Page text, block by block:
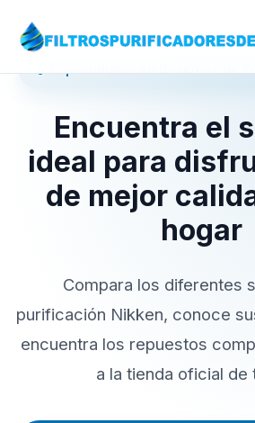
Encuentra el
ideal para
de mejor
hogar
Compara los diferentes
purificación Nikken, conoce
encuentra los repuestos
a la tienda oficial de